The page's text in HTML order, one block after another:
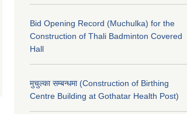
Bid Opening Record (Muchulka) for the
Construction of Thali Badminton Covered
Hall
मुचुल्का सम्बन्धमा (Construction of Birthing
Centre Building at Gothatar Health Post)